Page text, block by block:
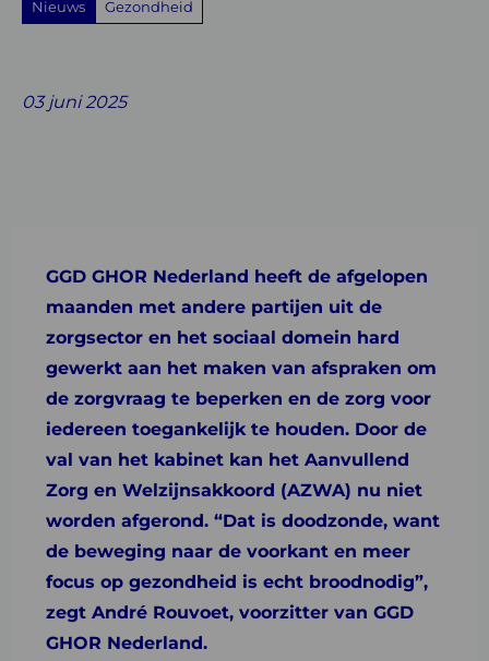
Nieuws Gezondheid
on on on with
03 juni 2025
GGD GHOR Nederland heeft de afgelopen
maanden met andere partijen uit de
zorgsector en het sociaal domein hard
gewerkt aan het maken van afspraken om
de zorgvraag te beperken en de zorg voor
iedereen toegankelijk te houden. Door de
val van het kabinet kan het Aanvullend
Zorg en Welzijnsakkoord (AZWA) nu niet
worden afgerond. “Dat is doodzonde, want
de beweging naar de voorkant en meer
focus op gezondheid is echt broodnodig”,
zegt André Rouvoet, voorzitter van GGD
GHOR Nederland.